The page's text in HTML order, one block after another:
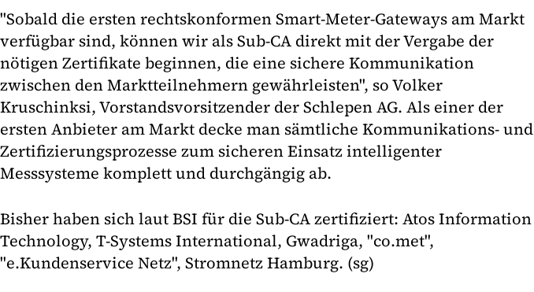
"Sobald die ersten rechtskonformen Smart-Meter-Gateways am Markt
verfügbar sind, können wir als Sub-CA direkt mit der Vergabe der
nötigen Zertifikate beginnen, die eine sichere Kommunikation
zwischen den Marktteilnehmern gewährleisten", so Volker
Kruschinksi, Vorstandsvorsitzender der Schlepen AG. Als einer der
ersten Anbieter am Markt decke man sämtliche Kommunikations- und
Zertifizierungsprozesse zum sicheren Einsatz intelligenter
Messsysteme komplett und durchgängig ab.
Bisher haben sich laut BSI für die Sub-CA zertifiziert: Atos Information
Technology, T-Systems International, Gwadriga, "co.met",
"e.Kundenservice Netz", Stromnetz Hamburg. (sg)